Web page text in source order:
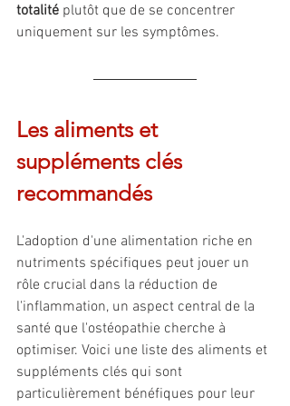
totalité plutôt que de se concentrer
uniquement sur les symptômes.
Les aliments et
suppléments clés
recommandés
L'adoption d'une alimentation riche en
nutriments spécifiques peut jouer un
rôle crucial dans la réduction de
l'inflammation, un aspect central de la
santé que l'ostéopathie cherche à
optimiser. Voici une liste des aliments et
suppléments clés qui sont
particulièrement bénéfiques pour leur